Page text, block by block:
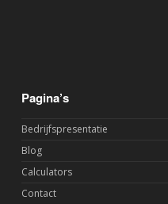
Pagina’s
Bedrijfspresentatie
Blog
Calculators
Contact